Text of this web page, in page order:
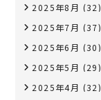
2025年8月 (32)
2025年7月 (37)
2025年6月 (30)
2025年5月 (29)
2025年4月 (32)